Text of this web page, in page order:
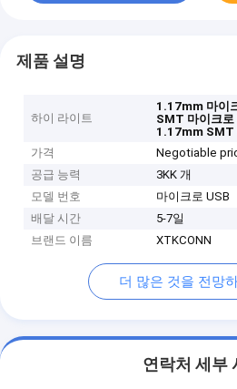
제품 설명
하이 라이트
1.17mm 마이
SMT 마이크로
1.17mm SMT
가격
Negotiable
공급 능력
3KK 개
모델 번호
마이크로 USB
배달 시간
5-7일
브랜드 이름
XTKCONN
더 많은 것을 전망
연락처 세부